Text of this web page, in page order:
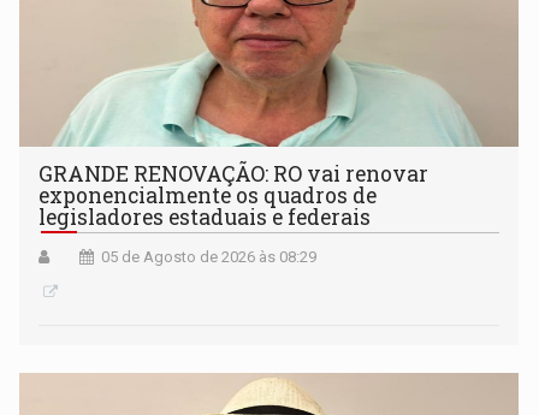
GRANDE RENOVAÇÃO: RO vai renovar
exponencialmente os quadros de
legisladores estaduais e federais
05 de Agosto de 2026 às 08:29